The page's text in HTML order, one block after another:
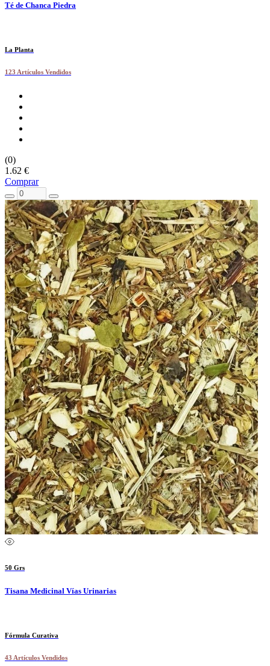
Té de Chanca Piedra
La Planta
123 Artículos Vendidos
(0)
1.62 €
Comprar
50 Grs
Tisana Medicinal Vías Urinarias
Fórmula Curativa
43 Artículos Vendidos